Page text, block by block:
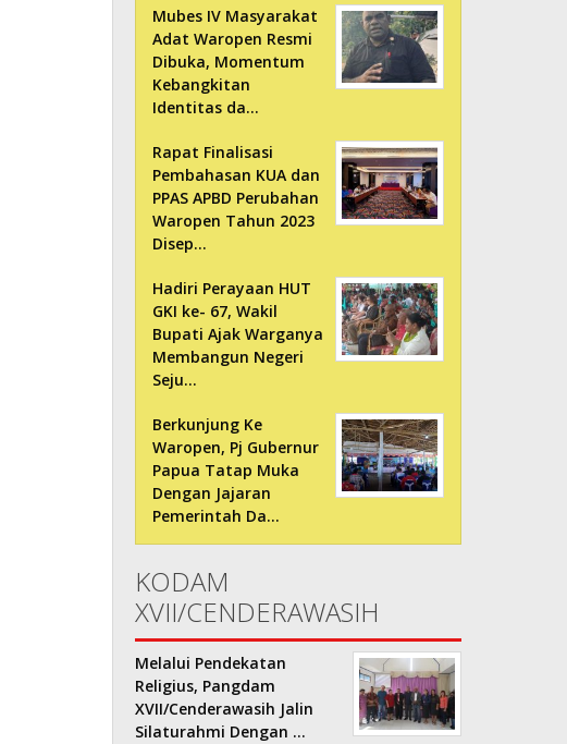
Mubes IV Masyarakat
Adat Waropen Resmi
Dibuka, Momentum
Kebangkitan
Identitas da…
Rapat Finalisasi
Pembahasan KUA dan
PPAS APBD Perubahan
Waropen Tahun 2023
Disep…
Hadiri Perayaan HUT
GKI ke- 67, Wakil
Bupati Ajak Warganya
Membangun Negeri
Seju…
Berkunjung Ke
Waropen, Pj Gubernur
Papua Tatap Muka
Dengan Jajaran
Pemerintah Da…
KODAM
XVII/CENDERAWASIH
Melalui Pendekatan
Religius, Pangdam
XVII/Cenderawasih Jalin
Silaturahmi Dengan …